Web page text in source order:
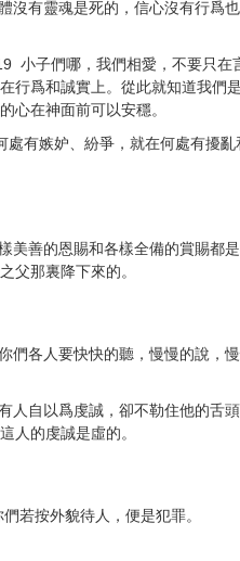
沒有靈魂是死的，信心沒有行爲
小子們哪，我們相愛，不要只在
行爲和誠實上。從此就知道我們
心在神面前可以安穩。
處有嫉妒、紛爭，就在何處有擾亂
美善的恩賜和各樣全備的賞賜都
父那裏降下來的。
們各人要快快的聽，慢慢的說，
人自以爲虔誠，卻不勒住他的舌
人的虔誠是虛的。
若按外貌待人，便是犯罪。